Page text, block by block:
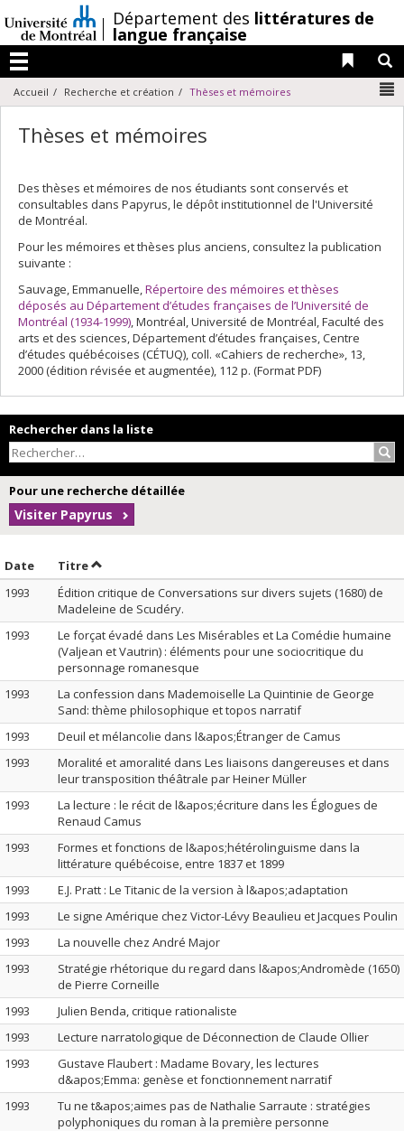
au
contenu
/Département des littératures de
langue française
Menu
Liens
Accueil Recherche et création Thèses et mémoires
Thèses et mémoires
Des thèses et mémoires de nos étudiants sont conservés et
consultables dans Papyrus, le dépôt institutionnel de l'Université
de Montréal.
Pour les mémoires et thèses plus anciens, consultez la publication
suivante :
Sauvage, Emmanuelle,Répertoire des mémoires et thèses
déposés au Département d’études françaises de l’Université de
Montréal (1934-1999), Montréal, Université de Montréal, Faculté des
arts et des sciences, Département d’études françaises, Centre
d’études québécoises (CÉTUQ), coll. «Cahiers de recherche», 13,
2000 (édition révisée et augmentée), 112 p. (Format PDF)
Rechercher dans la liste
Pour une recherche détaillée
Visiter Papyrus
Date Trier par date en ordre décroissant
TitreTrier par titre en ordre décroissant
1993
Édition critique de Conversations sur divers sujets (1680) de
Madeleine de Scudéry.
1993
Le forçat évadé dans Les Misérables et La Comédie humaine
(Valjean et Vautrin) : éléments pour une sociocritique du
personnage romanesque
1993
La confession dans Mademoiselle La Quintinie de George
Sand: thème philosophique et topos narratif
1993
Deuil et mélancolie dans l&apos;Étranger de Camus
1993
Moralité et amoralité dans Les liaisons dangereuses et dans
leur transposition théâtrale par Heiner Müller
1993
La lecture : le récit de l&apos;écriture dans les Églogues de
Renaud Camus
1993
Formes et fonctions de l&apos;hétérolinguisme dans la
littérature québécoise, entre 1837 et 1899
1993
E.J. Pratt : Le Titanic de la version à l&apos;adaptation
1993
Le signe Amérique chez Victor-Lévy Beaulieu et Jacques Poulin
1993
La nouvelle chez André Major
1993
Stratégie rhétorique du regard dans l&apos;Andromède (1650)
de Pierre Corneille
1993
Julien Benda, critique rationaliste
1993
Lecture narratologique de Déconnection de Claude Ollier
1993
Gustave Flaubert : Madame Bovary, les lectures
d&apos;Emma: genèse et fonctionnement narratif
1993
Tu ne t&apos;aimes pas de Nathalie Sarraute : stratégies
polyphoniques du roman à la première personne